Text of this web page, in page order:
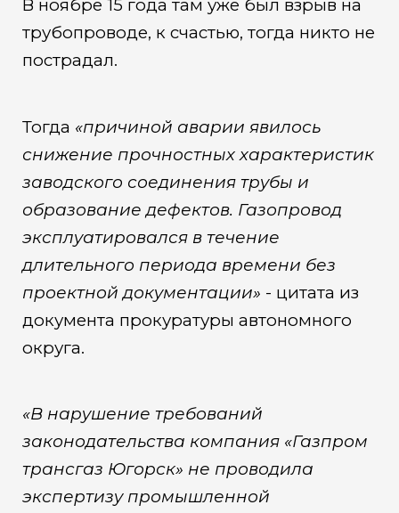
В ноябре 15 года там уже был взрыв на
трубопроводе, к счастью, тогда никто не
пострадал.
Тогда «причиной аварии явилось
снижение прочностных характеристик
заводского соединения трубы и
образование дефектов. Газопровод
эксплуатировался в течение
длительного периода времени без
проектной документации» - цитата из
документа прокуратуры автономного
округа.
«В нарушение требований
законодательства компания «Газпром
трансгаз Югорск» не проводила
экспертизу промышленной